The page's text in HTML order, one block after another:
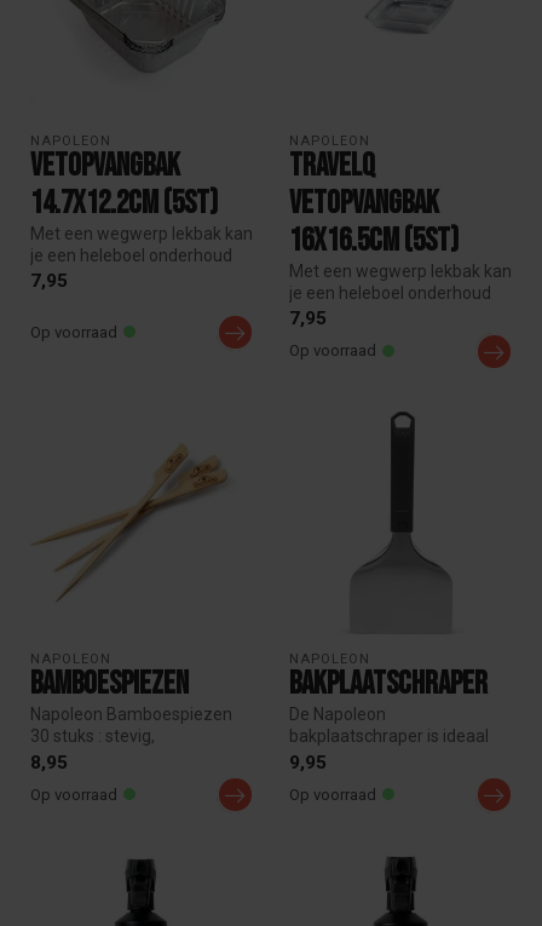
NAPOLEON
vetopvangbak
14.7x12.2cm (5st)
Met een wegwerp lekbak kan
je een heleboel onderhoud
en schoonmaakwerk
7,95
Op voorraad
NAPOLEON
TravelQ
vetopvangbak
16x16.5cm (5st)
Met een wegwerp lekbak kan
je een heleboel onderhoud
en schoonmaakwerk
7,95
Op voorraad
NAPOLEON
Bamboespiezen
Napoleon Bamboespiezen
30 stuks : stevig,
milieuvriendelijk en ideaal
8,95
Op voorraad
NAPOLEON
Bakplaatschraper
De Napoleon
bakplaatschraper is ideaal
voor het reinigen van een
9,95
Op voorraad